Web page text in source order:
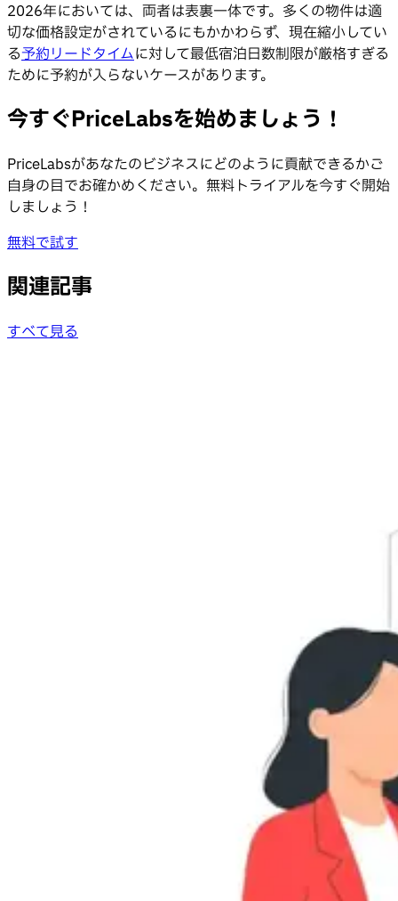
2026年においては、両者は表裏一体です。多くの物件は適
切な価格設定がされているにもかかわらず、現在縮小してい
る予約リードタイムに対して最低宿泊日数制限が厳格すぎる
ために予約が入らないケースがあります。
今すぐPriceLabsを始めましょう！
PriceLabsがあなたのビジネスにどのように貢献できるかご
自身の目でお確かめください。無料トライアルを今すぐ開始
しましょう！
無料で試す
関連記事
すべて見る